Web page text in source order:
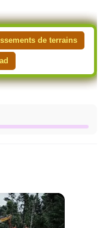
de terrains